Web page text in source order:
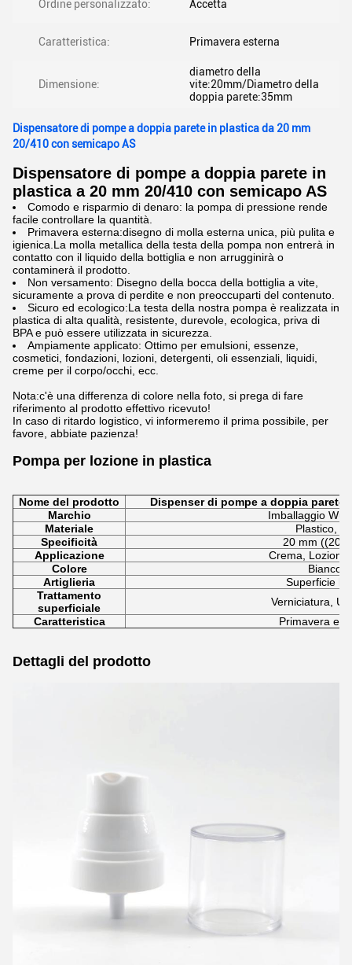
Ordine personalizzato: Accetta
Caratteristica: Primavera esterna
Dimensione:
diametro della
vite:20mm/Diametro della
doppia parete:35mm
Dispensatore di pompe a doppia parete in plastica da 20 mm
20/410 con semicapo AS
Dispensatore di pompe a doppia parete in
plastica a 20 mm 20/410 con semicapo AS
Comodo e risparmio di denaro: la pompa di pressione rende
facile controllare la quantità.
Primavera esterna:disegno di molla esterna unica, più pulita e
igienica.La molla metallica della testa della pompa non entrerà in
contatto con il liquido della bottiglia e non arrugginirà o
contaminerà il prodotto.
Non versamento: Disegno della bocca della bottiglia a vite,
sicuramente a prova di perdite e non preoccuparti del contenuto.
Sicuro ed ecologico:La testa della nostra pompa è realizzata in
plastica di alta qualità, resistente, durevole, ecologica, priva di
BPA e può essere utilizzata in sicurezza.
Ampiamente applicato: Ottimo per emulsioni, essenze,
cosmetici, fondazioni, lozioni, detergenti, oli essenziali, liquidi,
creme per il corpo/occhi, ecc.
Nota:c'è una differenza di colore nella foto, si prega di fare
riferimento al prodotto effettivo ricevuto!
In caso di ritardo logistico, vi informeremo il prima possibile, per
favore, abbiate pazienza!
Pompa per lozione in plastica
Nome del prodotto
Dispenser di pompe a doppia parete
Marchio
Imballaggio
Materiale
Plastico,
Specificità
20 mm ((20/
Applicazione
Crema,
Colore
Bianco
Artiglieria
Superficie
Trattamento
superficiale
Verniciatura,
Caratteristica
Primavera
Dettagli del prodotto